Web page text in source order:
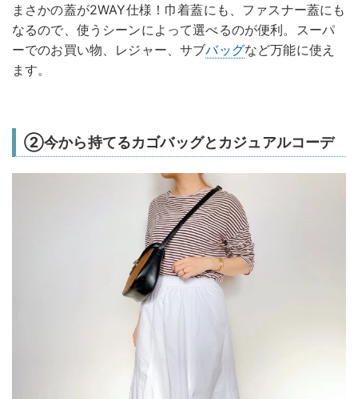
まさかの蓋が2WAY仕様！巾着蓋にも、ファスナー蓋にも
なるので、使うシーンによって選べるのが便利。スーパ
ーでのお買い物、レジャー、サブバッグなど万能に使え
ます。
②今から持てるカゴバッグとカジュアルコーデ